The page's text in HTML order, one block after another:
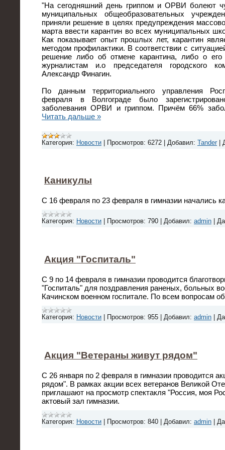
"На сегодняшний день гриппом и ОРВИ болеют
муниципальных общеобразовательных
приняли решение в целях предупреждения
марта ввести карантин во всех муниципальных
Как показывает опыт прошлых лет, карантин
методом профилактики. В соответствии с
решение либо об отмене карантина, либо о его
журналистам и.о председателя городского
Александр Финагин.
По данным территориального управления
февраля в Волгограде было
заболевания ОРВИ и гриппом. Причём 66%
Читать дальше »
Категория: Новости | Просмотров: 6272 | Добавил: Tander |
Каникулы
С 16 февраля по 23 февраля в гимназии начались
Категория: Новости Просмотров: 790 Добавил: admin
Акция "Госпиталь"
С 9 по 14 февраля в гимназии проводится
"Госпиталь" для поздравления раненых, больных
Качинском военном госпитале. По всем вопросам
Категория: Новости Просмотров: 955 Добавил: admin
Акция "Ветераны живут рядом"
С 26 января по 2 февраля в гимназии проводится
рядом". В рамках акции всех ветеранов Великой
приглашают на просмотр спектакля "Россия, моя
актовый зал гимназии.
Категория: Новости Просмотров: 840 Добавил: admin